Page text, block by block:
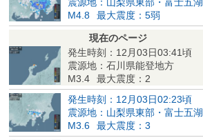
M4.8
最大震度：5弱
現在のページ
発生時刻：12月03日03:41頃
震源地：石川県能登地方
M3.4
最大震度：2
発生時刻：12月03日02:23頃
震源地：山梨県東部・富士五湖
M3.6
最大震度：3